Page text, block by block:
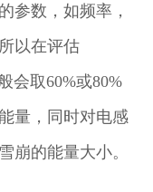
参数，如频率，
以在评估
会取60%或80%
量，同时对电感
崩的能量大小。